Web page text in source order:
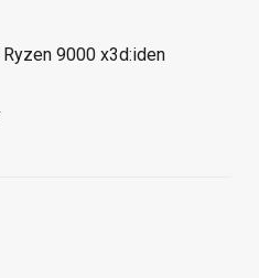
9000 x3d:iden